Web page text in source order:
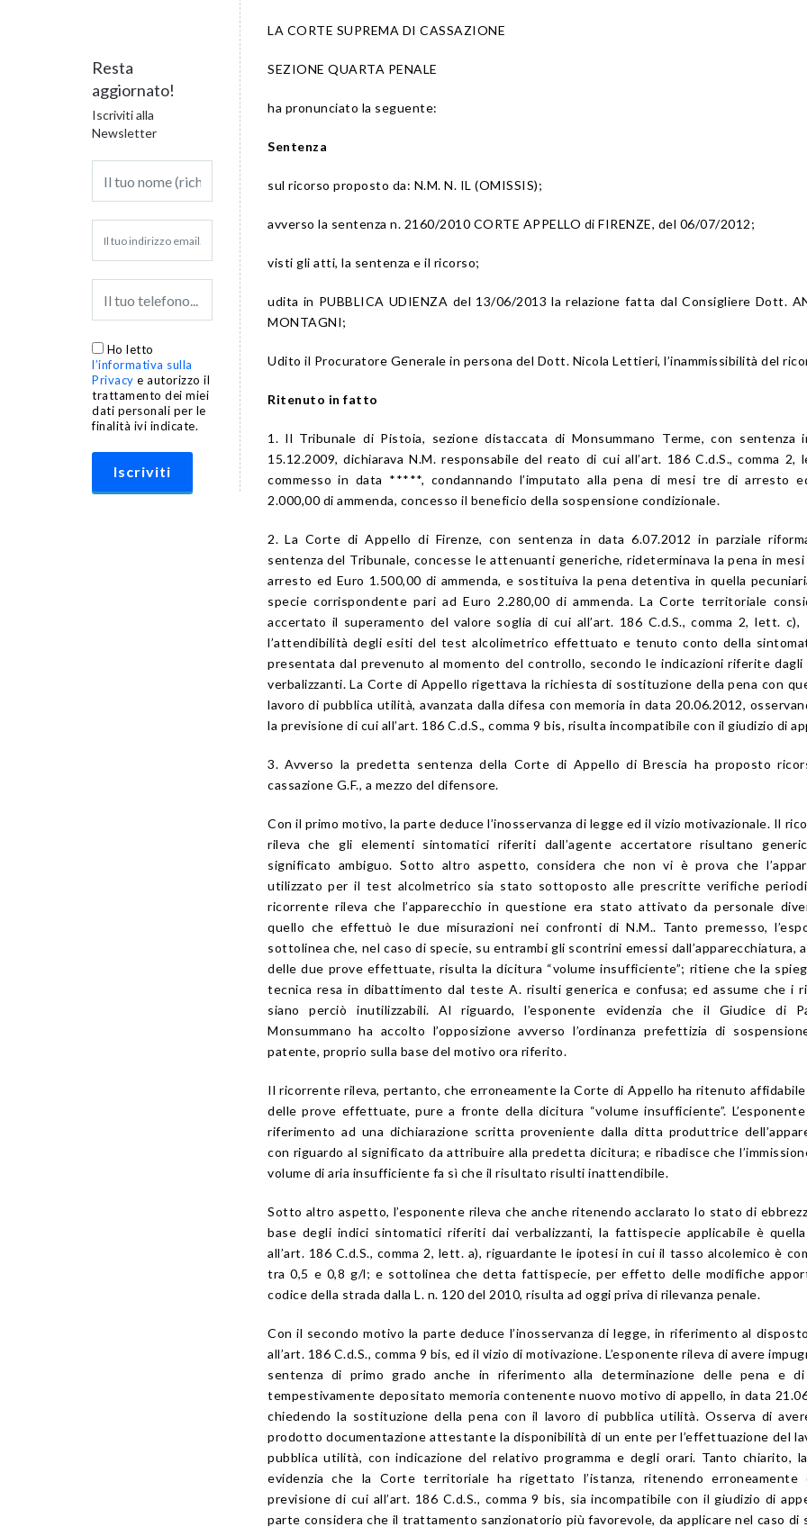
Resta
aggiornato!
Iscriviti alla
Newsletter
Ho letto
l’informativa sulla
Privacy e autorizzo il
trattamento dei miei
dati personali per le
finalità ivi indicate.
LA CORTE SUPREMA DI CASSAZIONE
SEZIONE QUARTA PENALE
ha pronunciato la seguente:
Sentenza
sul ricorso proposto da: N.M. N. IL (OMISSIS);
avverso la sentenza n. 2160/2010 CORTE APPELLO di FIRENZE, del 06/07/2012;
visti gli atti, la sentenza e il ricorso;
udita in PUBBLICA UDIENZA del 13/06/2013 la relazione fatta dal Consigliere Dott.
MONTAGNI;
Udito il Procuratore Generale in persona del Dott. Nicola Lettieri, l’inammissibilità del
Ritenuto in fatto
1. Il Tribunale di Pistoia, sezione distaccata di Monsummano Terme, con sentenza
15.12.2009, dichiarava N.M. responsabile del reato di cui all’art. 186 C.d.S., comma 2,
commesso in data *****, condannando l’imputato alla pena di mesi tre di arresto
2.000,00 di ammenda, concesso il beneficio della sospensione condizionale.
2. La Corte di Appello di Firenze, con sentenza in data 6.07.2012 in parziale
sentenza del Tribunale, concesse le attenuanti generiche, rideterminava la pena in
arresto ed Euro 1.500,00 di ammenda, e sostituiva la pena detentiva in quella
specie corrispondente pari ad Euro 2.280,00 di ammenda. La Corte territoriale
accertato il superamento del valore soglia di cui all’art. 186 C.d.S., comma 2, lett. c),
l’attendibilità degli esiti del test alcolimetrico effettuato e tenuto conto della
presentata dal prevenuto al momento del controllo, secondo le indicazioni riferite dagli
verbalizzanti. La Corte di Appello rigettava la richiesta di sostituzione della pena con
lavoro di pubblica utilità, avanzata dalla difesa con memoria in data 20.06.2012,
la previsione di cui all’art. 186 C.d.S., comma 9 bis, risulta incompatibile con il giudizio di
3. Avverso la predetta sentenza della Corte di Appello di Brescia ha proposto
cassazione G.F., a mezzo del difensore.
Con il primo motivo, la parte deduce l’inosservanza di legge ed il vizio motivazionale. Il
rileva che gli elementi sintomatici riferiti dall’agente accertatore risultano
significato ambiguo. Sotto altro aspetto, considera che non vi è prova che
utilizzato per il test alcolmetrico sia stato sottoposto alle prescritte verifiche
ricorrente rileva che l’apparecchio in questione era stato attivato da personale
quello che effettuò le due misurazioni nei confronti di N.M.. Tanto premesso,
sottolinea che, nel caso di specie, su entrambi gli scontrini emessi dall’apparecchiatura,
delle due prove effettuate, risulta la dicitura “volume insufficiente”; ritiene che la
tecnica resa in dibattimento dal teste A. risulti generica e confusa; ed assume che i
siano perciò inutilizzabili. Al riguardo, l’esponente evidenzia che il Giudice di
Monsummano ha accolto l’opposizione avverso l’ordinanza prefettizia di
patente, proprio sulla base del motivo ora riferito.
Il ricorrente rileva, pertanto, che erroneamente la Corte di Appello ha ritenuto affidabile
delle prove effettuate, pure a fronte della dicitura “volume insufficiente”.
riferimento ad una dichiarazione scritta proveniente dalla ditta produttrice
con riguardo al significato da attribuire alla predetta dicitura; e ribadisce che
volume di aria insufficiente fa sì che il risultato risulti inattendibile.
Sotto altro aspetto, l’esponente rileva che anche ritenendo acclarato lo stato di
base degli indici sintomatici riferiti dai verbalizzanti, la fattispecie applicabile è
all’art. 186 C.d.S., comma 2, lett. a), riguardante le ipotesi in cui il tasso alcolemico è
tra 0,5 e 0,8 g/l; e sottolinea che detta fattispecie, per effetto delle modifiche
codice della strada dalla L. n. 120 del 2010, risulta ad oggi priva di rilevanza penale.
Con il secondo motivo la parte deduce l’inosservanza di legge, in riferimento al
all’art. 186 C.d.S., comma 9 bis, ed il vizio di motivazione. L’esponente rileva di avere
sentenza di primo grado anche in riferimento alla determinazione delle pena e
tempestivamente depositato memoria contenente nuovo motivo di appello, in data
chiedendo la sostituzione della pena con il lavoro di pubblica utilità. Osserva di
prodotto documentazione attestante la disponibilità di un ente per l’effettuazione del
pubblica utilità, con indicazione del relativo programma e degli orari. Tanto chiarito,
evidenzia che la Corte territoriale ha rigettato l’istanza, ritenendo erroneamente
previsione di cui all’art. 186 C.d.S., comma 9 bis, sia incompatibile con il giudizio di
parte considera che il trattamento sanzionatorio più favorevole, da applicare nel caso di